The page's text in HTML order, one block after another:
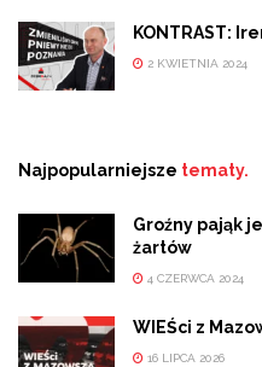
KONTRAST:
2 KWIETNIA 2024
Najpopularniejsze tematy.
Groźny pająk
żartów
4 CZERWCA 2024
WIEŚci z
16 LIPCA 2026